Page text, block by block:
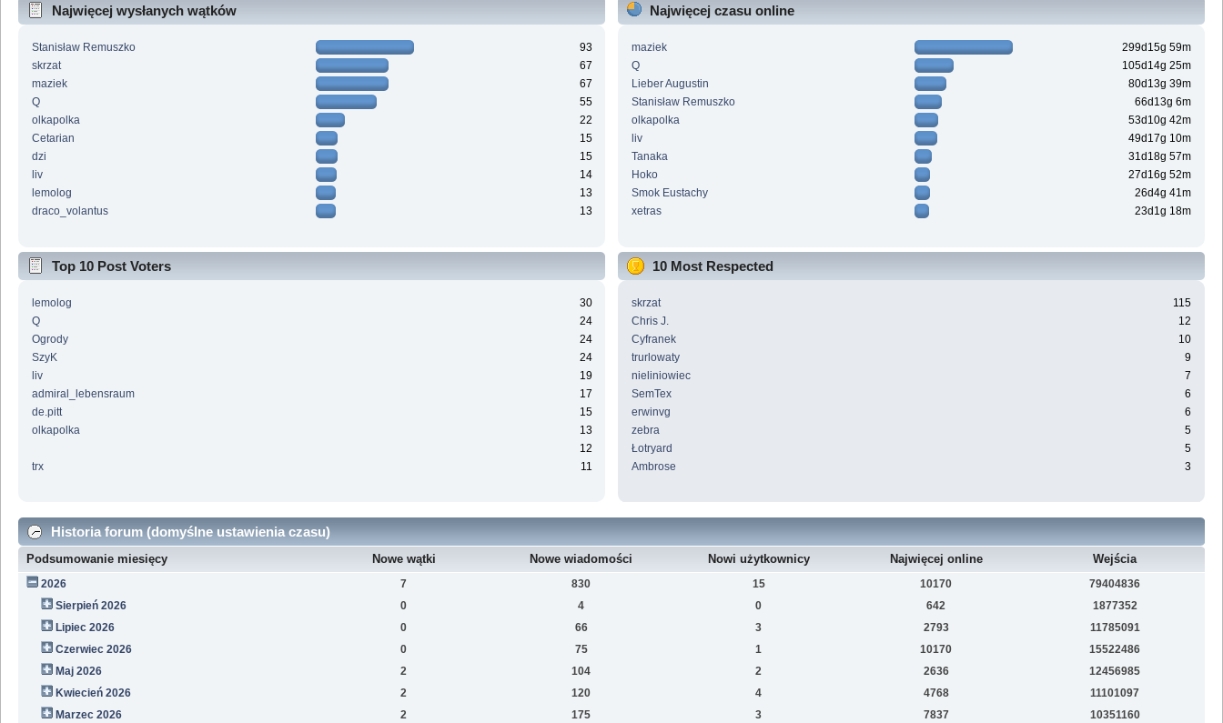
Najwięcej wysłanych wątków
Stanisław Remuszko
93
skrzat
67
maziek
67
Q
55
olkapolka
22
Cetarian
15
dzi
15
liv
14
lemolog
13
draco_volantus
13
Najwięcej czasu online
maziek
299d15g 59m
Q
105d14g 25m
Lieber Augustin
80d13g 39m
Stanisław Remuszko
66d13g 6m
olkapolka
53d10g 42m
liv
49d17g 10m
Tanaka
31d18g 57m
Hoko
27d16g 52m
Smok Eustachy
26d4g 41m
xetras
23d1g 18m
Top 10 Post Voters
lemolog
30
Q
24
Ogrody
24
SzyK
24
liv
19
admiral_lebensraum
17
de.pitt
15
olkapolka
13
12
trx
11
10 Most Respected
skrzat
115
Chris J.
12
Cyfranek
10
trurlowaty
9
nieliniowiec
7
SemTex
6
erwinvg
6
zebra
5
Łotryard
5
Ambrose
3
Historia forum (domyślne ustawienia czasu)
Podsumowanie miesięcy Nowe wątki Nowe wiadomości Nowi użytkownicy Najwięcej online Wejścia
2026 7 830 15 10170
79404836
Sierpień 2026
0 4 0 642
1877352
Lipiec 2026
0 66 3 2793
11785091
Czerwiec 2026
0 75 1 10170
15522486
Maj 2026
2 104 2 2636
12456985
Kwiecień 2026
2 120 4 4768
11101097
Marzec 2026
2 175 3 7837
10351160